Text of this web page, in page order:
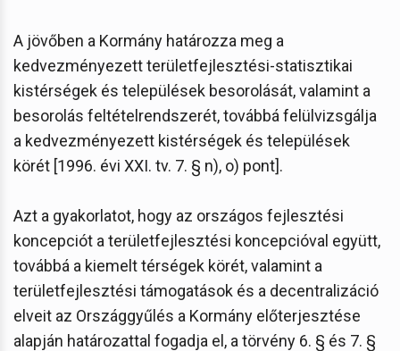
A jövőben a Kormány határozza meg a
kedvezményezett területfejlesztési-statisztikai
kistérségek és települések besorolását, valamint a
besorolás feltételrendszerét, továbbá felülvizsgálja
a kedvezményezett kistérségek és települések
körét [1996. évi XXI. tv. 7. § n), o) pont].
Azt a gyakorlatot, hogy az országos fejlesztési
koncepciót a területfejlesztési koncepcióval együtt,
továbbá a kiemelt térségek körét, valamint a
területfejlesztési támogatások és a decentralizáció
elveit az Országgyűlés a Kormány előterjesztése
alapján határozattal fogadja el, a törvény 6. § és 7. §